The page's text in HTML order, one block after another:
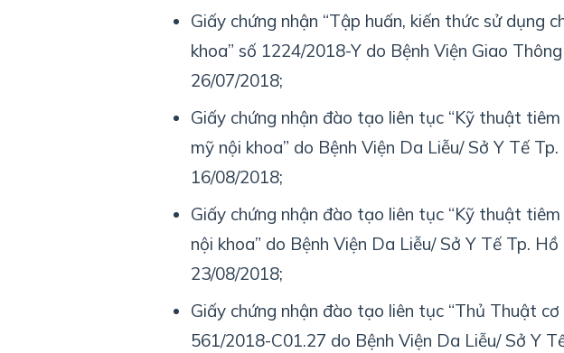
Giấy chứng nhận “Tập huấn, kiến thức sử dụng
khoa” số 1224/2018-Y do Bệnh Viện Giao
26/07/2018;
Giấy chứng nhận đào tạo liên tục “Kỹ thuật
mỹ nội khoa” do Bệnh Viện Da Liễu/ Sở Y Tế
16/08/2018;
Giấy chứng nhận đào tạo liên tục “Kỹ thuật
nội khoa” do Bệnh Viện Da Liễu/ Sở Y Tế Tp.
23/08/2018;
Giấy chứng nhận đào tạo liên tục “Thủ Thuật
561/2018-C01.27 do Bệnh Viện Da Liễu/ Sở Y